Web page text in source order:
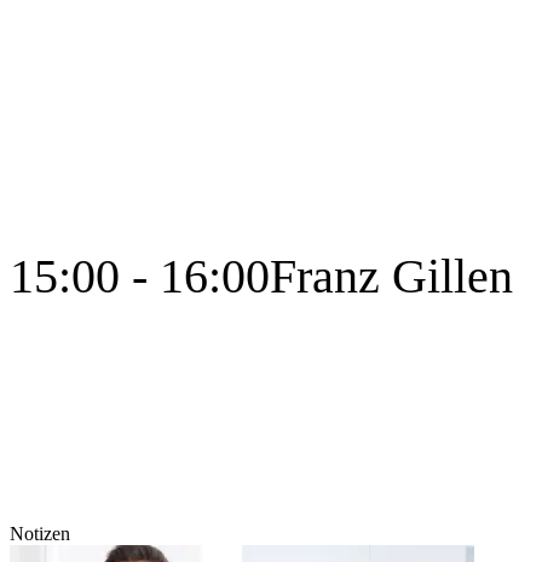
15:00 - 16:00Franz Gillen
Notizen